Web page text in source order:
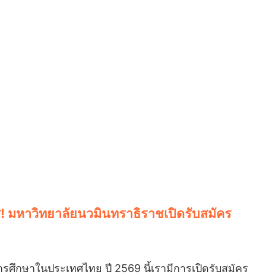
หาวิทยาลัยนวมินทราธิราชเปิดรับสมัคร
ษาในประเทศไทย ปี 2569 นี้เรามีการเปิดรับสมัคร